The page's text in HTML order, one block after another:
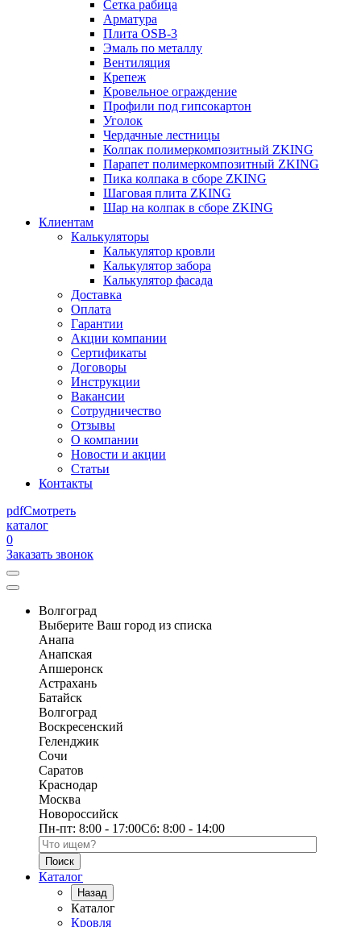
Сетка рабица
Арматура
Плита OSB-3
Эмаль по металлу
Вентиляция
Крепеж
Кровельное ограждение
Профили под гипсокартон
Уголок
Чердачные лестницы
Колпак полимеркомпозитный ZKING
Парапет полимеркомпозитный ZKING
Пика колпака в сборе ZKING
Шаговая плита ZKING
Шар на колпак в сборе ZKING
Клиентам
Калькуляторы
Калькулятор кровли
Калькулятор забора
Калькулятор фасада
Доставка
Оплата
Гарантии
Акции компании
Сертификаты
Договоры
Инструкции
Вакансии
Сотрудничество
Отзывы
О компании
Новости и акции
Статьи
Контакты
pdfСмотреть
каталог
0
Заказать звонок
Волгоград
Выберите Ваш город из списка
Анапа
Анапская
Апшеронск
Астрахань
Батайск
Волгоград
Воскресенский
Геленджик
Сочи
Саратов
Краснодар
Москва
Новороссийск
Пн-пт: 8:00 - 17:00Сб: 8:00 - 14:00
Поиск по каталогу
Каталог
Назад
Каталог
Кровля